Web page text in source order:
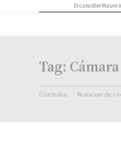
El canciller Mauro
Tag:
Córdoba Noticias de